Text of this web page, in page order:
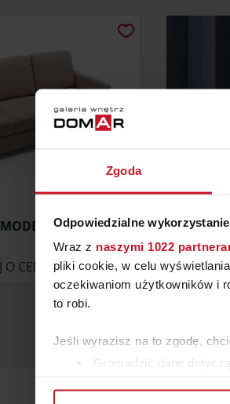
Zgoda
Odpowiedzialne
Wraz z naszymi 1022
pliki cookie, w celu
oczekiwaniom użytkowników i
to robi.
Jeśli wyrazisz na to zgodę,
Gromadzić dane
MODEL YES
O CENĘ W SALONIE